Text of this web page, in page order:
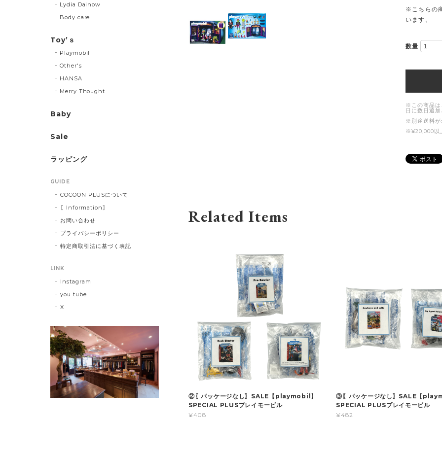
※こちらの
います。
数量
※この商品は
日に数日追
※別途送料が
※¥20,000以
Related Items
②〖パッケージなし〗SALE【playmobil】
SPECIAL PLUSプレイモービル
¥408
③〖パッケージなし〗SALE【
SPECIAL PLUSプレイモービル
¥482
Lydia Dainow
Body care
Toy’ｓ
Playmobil
Other's
HANSA
Merry Thought
Baby
Sale
ラッピング
GUIDE
COCOON PLUSについて
〖Information〗
お問い合わせ
プライバシーポリシー
特定商取引法に基づく表記
LINK
Instagram
you tube
X